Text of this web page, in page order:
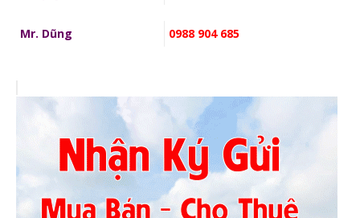
Mr. Dũng 0988 904 685